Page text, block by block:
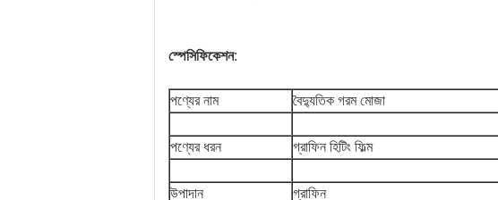
স্পেসিফিকেশন:
পণ্যের নাম বৈদ্যুতিক গরম মোজা
পণ্যের ধরন গ্রাফিন হিটিং ফিল্ম
উপাদান গ্রাফিন